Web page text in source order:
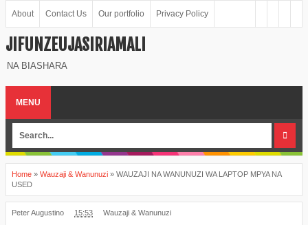
About Contact Us Our portfolio Privacy Policy
JIFUNZEUJASIRIAMALI
NA BIASHARA
MENU
Home » Wauzaji & Wanunuzi » WAUZAJI NA WANUNUZI WA LAPTOP MPYA NA
USED
Peter Augustino 15:53 Wauzaji & Wanunuzi